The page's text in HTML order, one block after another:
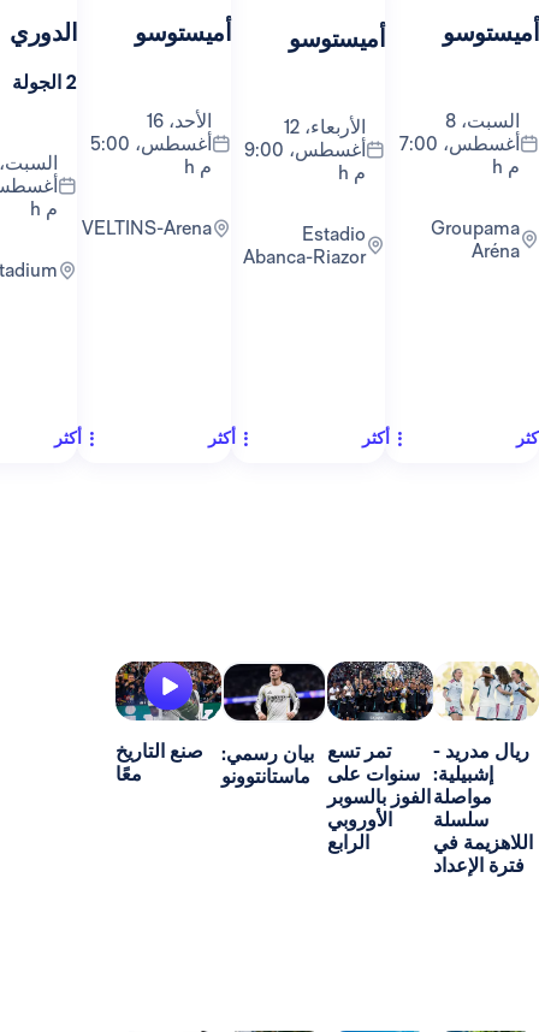
أغسطس، 7:00
Groupama
أميستوسو
الأربعاء، 12
أغسطس، 9:00
Abanca-Riazor
أميستوسو
الأحد، 16
أغسطس، 5:00
م h
VELTINS-Arena
الدوري
السبت، 22
أغسطس، 9:30
RCDE Stadium
1 الجولة
-
تمر تسع
سنوات على
الفوز بالسوبر
الأوروبي
الرابع
بيان رسمي:
ماستانتوونو
صنع التاريخ
معًا